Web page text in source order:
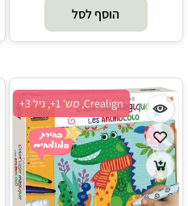
הוסף לסל
Crealign, מש' 1+, גיל 3+